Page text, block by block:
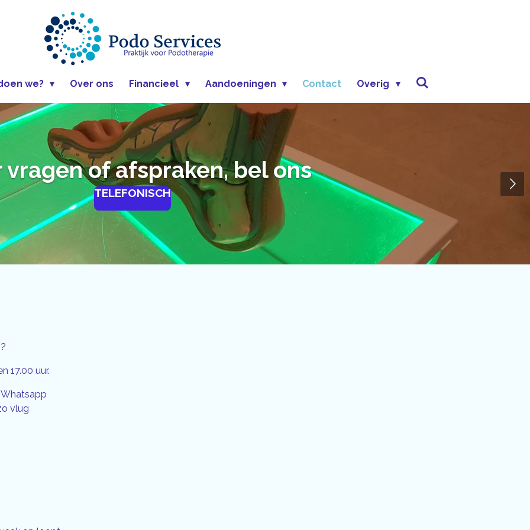
we? Over ons Financieel Aandoeningen Contact Overig
vragen of afspraken, bel ons
TELEFONISCH
17.00 uur.
vlug